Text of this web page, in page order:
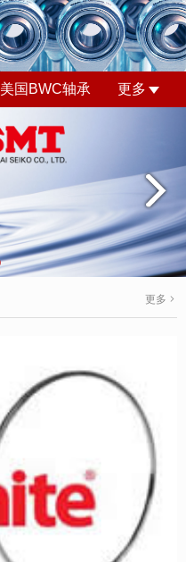
美国BWC轴承 更多
更多